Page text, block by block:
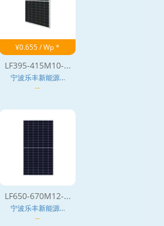
¥0.655 / Wp *
LF395-415M10-...
宁波乐丰新能源...
--
LF650-670M12-...
宁波乐丰新能源...
--